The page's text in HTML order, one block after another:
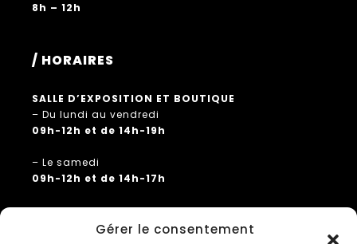
Gérer le consentement
8h – 12h
/ HORAIRES
SALLE D’EXPOSITION ET BOUTIQUE
– Du lundi au vendredi
09h-12h et de 14h-19h
– Le samedi
09h-12h et de 14h-17h
/ PLUS D’INFOS